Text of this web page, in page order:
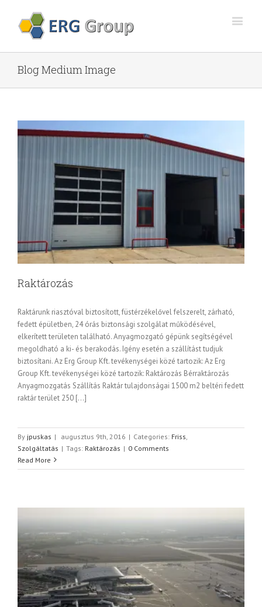
Blog Medium Image
Raktározás
Raktárunk riasztóval biztosított, füstérzékelővel felszerelt, zárható,
fedett épületben, 24 órás biztonsági szolgálat működésével,
elkerített területen található. Anyagmozgató gépünk segítségével
megoldható a ki- és berakodás. Igény esetén a szállítást tudjuk
biztosítani. Az Erg Group Kft. tevékenységei közé tartozik: Az Erg
Group Kft. tevékenységei közé tartozik: Raktározás Bérraktározás
Anyagmozgatás Szállítás Raktár tulajdonságai 1500 m2 beltéri fedett
raktár terület 250 [...]
By jpuskas | augusztus 9th, 2016 | Categories: Friss
Szolgáltatás | Tags: Raktározás | 0 Comments
Read More